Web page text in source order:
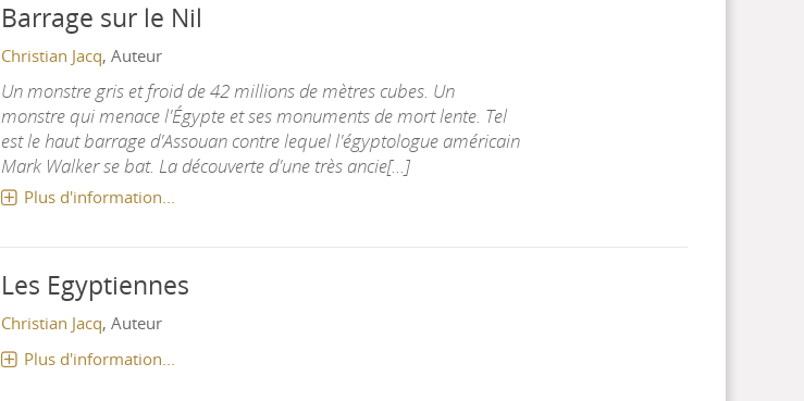
Barrage sur le Nil
Christian Jacq, Auteur
Un monstre gris et froid de 42 millions de mètres cubes. Un
monstre qui menace l'Égypte et ses monuments de mort lente. Tel
est le haut barrage d'Assouan contre lequel l'égyptologue américain
Mark Walker se bat. La découverte d'une très ancie[...]
Plus d'information...
Les Egyptiennes
Christian Jacq, Auteur
Plus d'information...